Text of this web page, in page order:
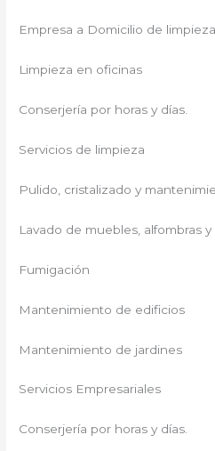
Empresa a Domicilio de limpieza
Limpieza en oficinas
Conserjería por horas y días.
Servicios de limpieza
Pulido, cristalizado y
Lavado de muebles, alfombras
Fumigación
Mantenimiento de edificios
Mantenimiento de jardines
Servicios Empresariales
Conserjería por horas y días.